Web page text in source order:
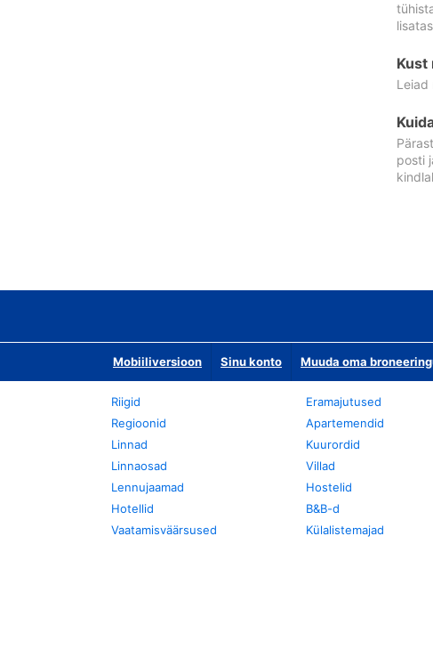
Kust
Leiad
posti
Mobiiliversioon Sinu konto Muuda oma
Riigid
Regioonid
Linnad
Linnaosad
Lennujaamad
Hotellid
Vaatamisväärsused
Eramajutused
Apartemendid
Kuurordid
Villad
Hostelid
B&B-d
Külalistemajad